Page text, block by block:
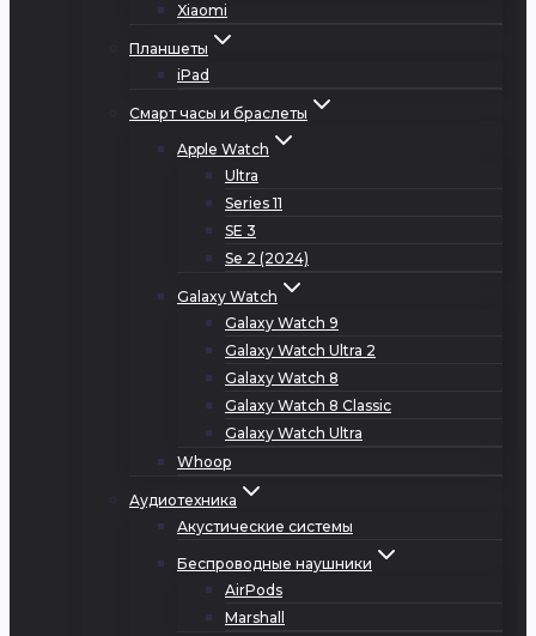
Xiaomi
Планшеты
iPad
Смарт часы и браслеты
Apple Watch
Ultra
Series 11
SE 3
Se 2 (2024)
Galaxy Watch
Galaxy Watch 9
Galaxy Watch Ultra 2
Galaxy Watch 8
Galaxy Watch 8 Classic
Galaxy Watch Ultra
Whoop
Аудиотехника
Акустические системы
Беспроводные наушники
AirPods
Marshall